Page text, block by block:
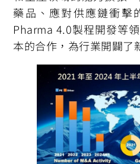
藥品、應對供應鏈衝擊
Pharma 4.0製程開發等
本的合作，為行業開闢了